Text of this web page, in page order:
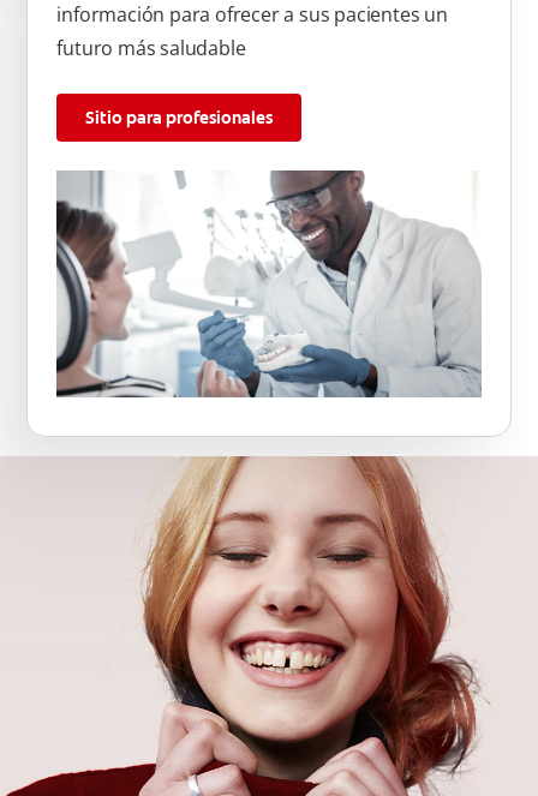
información para ofrecer a sus pacientes un
futuro más saludable
Sitio para profesionales